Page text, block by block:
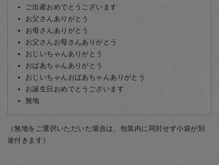
ご出産おめでとうございます
お父さんありがとう
お母さんありがとう
お父さんお母さんありがとう
おじいちゃんありがとう
おばあちゃんありがとう
おじいちゃんおばあちゃんありがとう
お誕生日おめでとうございます
無地
（無地をご選択いただいた場合は、包装内に同封せず小袋が別
途付きます）